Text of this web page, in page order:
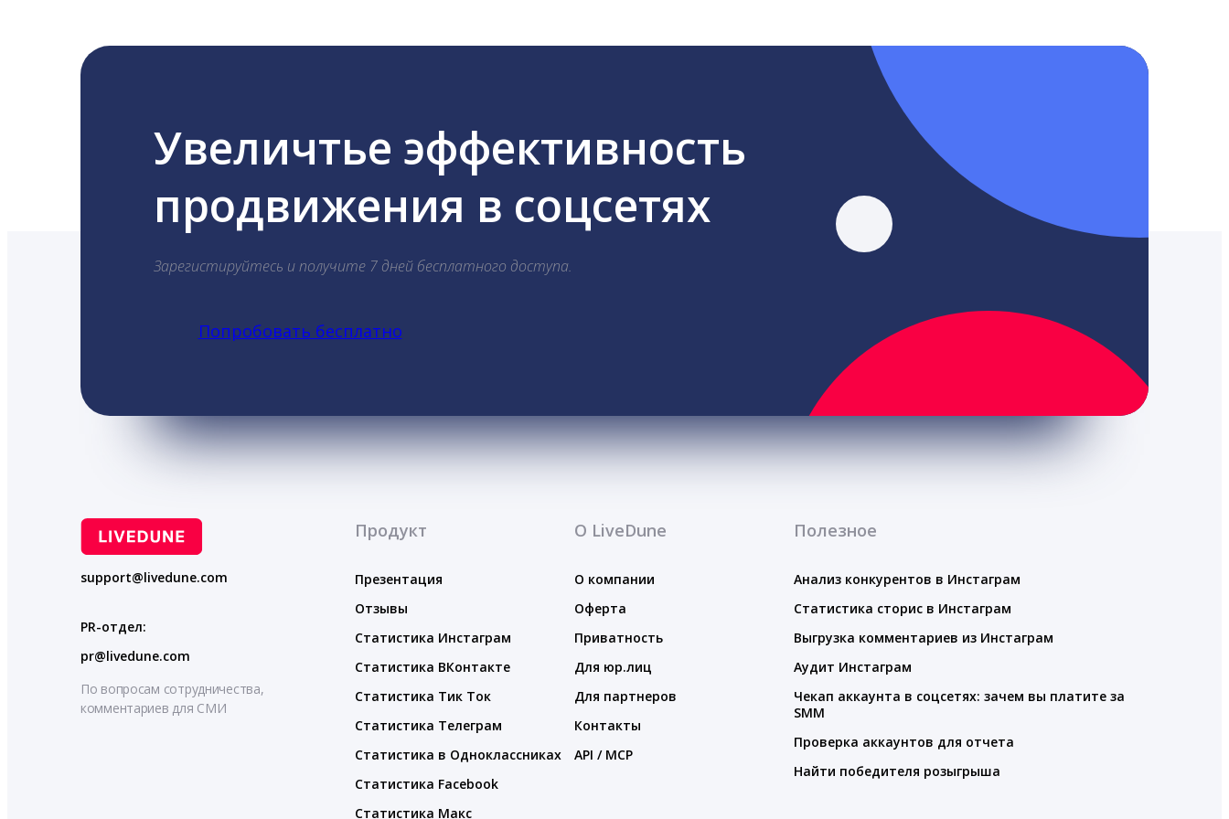
Увеличтье эффективность
продвижения в соцсетях
Зарегистируйтесь и получите 7 дней бесплатного доступа.
Попробовать бесплатно
support@livedune.com
PR-отдел:
pr@livedune.com
По вопросам сотрудничества,
комментариев для СМИ
Продукт
Презентация
Отзывы
Статистика Инстаграм
Статистика ВКонтакте
Статистика Тик Ток
Статистика Телеграм
Статистика в Одноклассниках
Статистика Facebook
Статистика Макс
О LiveDune
О компании
Оферта
Приватность
Для юр.лиц
Для партнеров
Контакты
API / MCP
Полезное
Анализ конкурентов в Инстаграм
Статистика сторис в Инстаграм
Выгрузка комментариев из Инстаграм
Аудит Инстаграм
Чекап аккаунта в соцсетях: зачем вы платите за
SMM
Проверка аккаунтов для отчета
Найти победителя розыгрыша